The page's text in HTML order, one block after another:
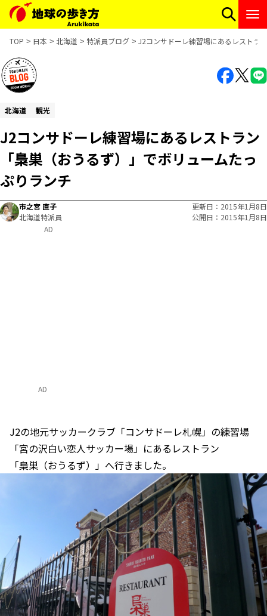
TOP 日本 北海道 特派員ブログ J2コンサドーレ練習場にあるレストラ
北海道 観光
J2コンサドーレ練習場にあるレストラン
「梟巣（おうるず）」でボリュームたっ
ぷりランチ
市之宮 直子
北海道特派員
更新日
2015年1月8日
公開日
2015年1月8日
AD
J2の地元サッカークラブ「コンサドーレ札幌」の練習場
「宮の沢白い恋人サッカー場」にあるレストラン
「梟巣（おうるず）」へ行きました。
AD